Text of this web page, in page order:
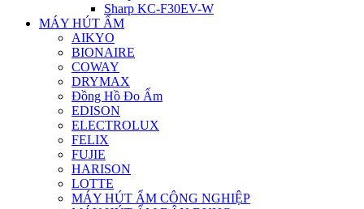
Sharp KC-F30EV-W
MÁY HÚT ẨM
AIKYO
BIONAIRE
COWAY
DRYMAX
Đồng Hồ Đo Ẩm
EDISON
ELECTROLUX
FELIX
FUJIE
HARISON
LOTTE
MÁY HÚT ẨM CÔNG NGHIỆP